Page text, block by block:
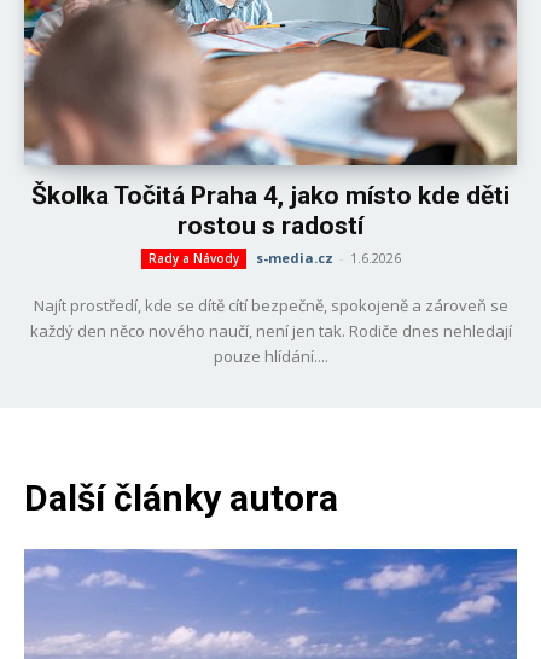
Školka Točitá Praha 4, jako místo kde děti
rostou s radostí
Rady a Návody s-media.cz - 1.6.2026
Najít prostředí, kde se dítě cítí bezpečně, spokojeně a zároveň se
každý den něco nového naučí, není jen tak. Rodiče dnes nehledají
pouze hlídání....
Další články autora